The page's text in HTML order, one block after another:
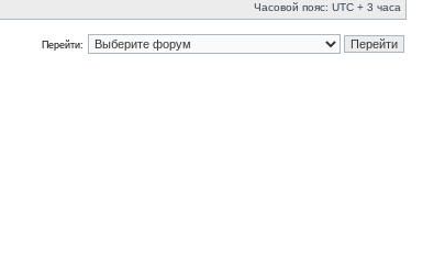
Часовой пояс: UTC + 3 часа
Перейти: